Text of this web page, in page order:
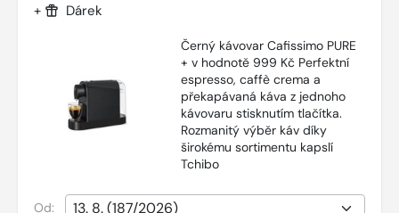
+ Dárek
Černý kávovar Cafissimo PURE
+ v hodnotě 999 Kč Perfektní
espresso, caffè crema a
překapávaná káva z jednoho
kávovaru stisknutím tlačítka.
Rozmanitý výběr káv díky
širokému sortimentu kapslí
Tchibo
Od: